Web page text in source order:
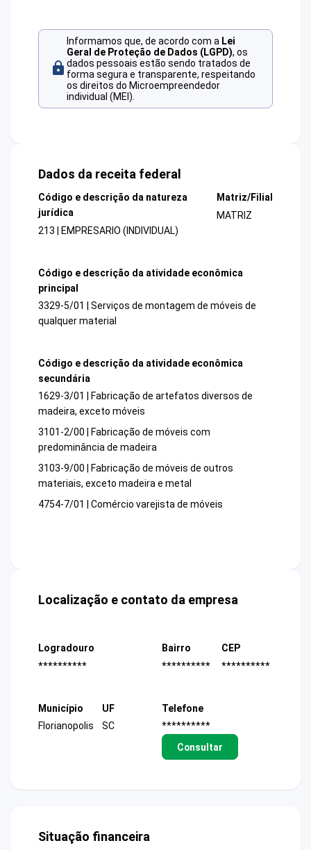
Informamos que, de acordo com a Lei
Geral de Proteção de Dados (LGPD), os
dados pessoais estão sendo tratados de
forma segura e transparente, respeitando
os direitos do Microempreendedor
individual (MEI).
Dados da receita federal
Código e descrição da natureza
jurídica
213 | EMPRESARIO (INDIVIDUAL)
Matriz/Filial
MATRIZ
Código e descrição da atividade econômica
principal
3329-5/01 | Serviços de montagem de móveis de
qualquer material
Código e descrição da atividade econômica
secundária
1629-3/01 | Fabricação de artefatos diversos de
madeira, exceto móveis
3101-2/00 | Fabricação de móveis com
predominância de madeira
3103-9/00 | Fabricação de móveis de outros
materiais, exceto madeira e metal
4754-7/01 | Comércio varejista de móveis
Localização e contato da empresa
Logradouro
**********
Bairro
**********
CEP
**********
Município
Florianopolis
UF
SC
Telefone
**********
Consultar
Situação financeira